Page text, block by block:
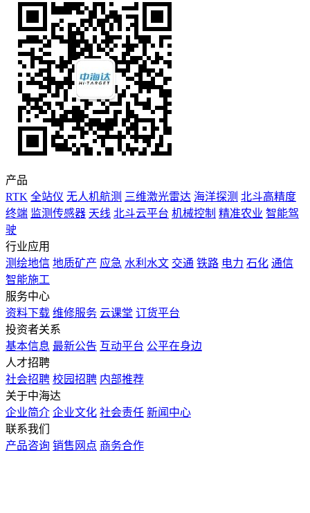
产品
RTK 全站仪 无人机航测 三维激光雷达 海洋探测 北斗高精度
终端 监测传感器 天线 北斗云平台 机械控制 精准农业 智能驾
驶
行业应用
测绘地信 地质矿产 应急 水利水文 交通 铁路 电力 石化 通信
智能施工
服务中心
资料下载 维修服务 云课堂 订货平台
投资者关系
基本信息 最新公告 互动平台 公平在身边
人才招聘
社会招聘 校园招聘 内部推荐
关于中海达
企业简介 企业文化 社会责任 新闻中心
联系我们
产品咨询 销售网点 商务合作